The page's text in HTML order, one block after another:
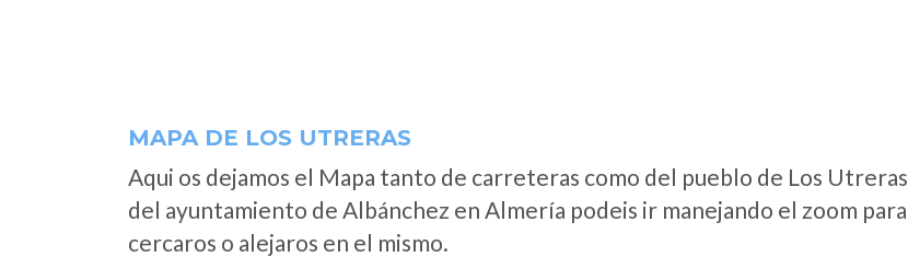
MAPA DE LOS UTRERAS
Aqui os dejamos el Mapa tanto de carreteras como del pueblo de Los Utreras
del ayuntamiento de Albánchez en Almería podeis ir manejando el zoom para
cercaros o alejaros en el mismo.